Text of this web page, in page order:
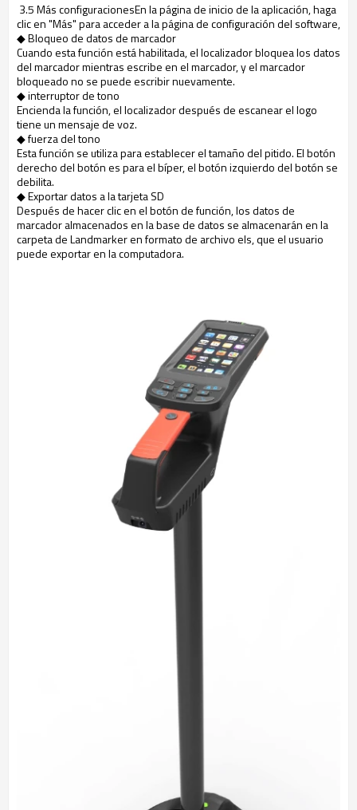
3.5 Más configuracionesEn la página de inicio de la aplicación, haga
clic en "Más" para acceder a la página de configuración del software,
◆ Bloqueo de datos de marcador
Cuando esta función está habilitada, el localizador bloquea los datos
del marcador mientras escribe en el marcador, y el marcador
bloqueado no se puede escribir nuevamente.
◆ interruptor de tono
Encienda la función, el localizador después de escanear el logo
tiene un mensaje de voz.
◆ fuerza del tono
Esta función se utiliza para establecer el tamaño del pitido. El botón
derecho del botón es para el bíper, el botón izquierdo del botón se
debilita.
◆ Exportar datos a la tarjeta SD
Después de hacer clic en el botón de función, los datos de
marcador almacenados en la base de datos se almacenarán en la
carpeta de Landmarker en formato de archivo els, que el usuario
puede exportar en la computadora.